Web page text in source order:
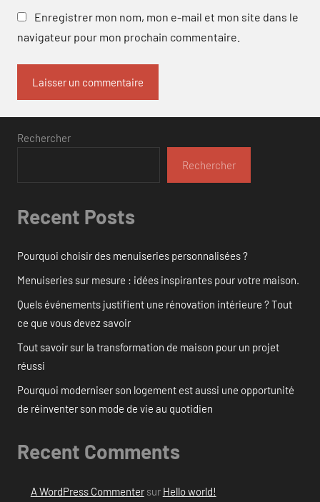
Enregistrer mon nom, mon e-mail et mon site dans le
navigateur pour mon prochain commentaire.
Rechercher
Rechercher
Recent Posts
Pourquoi choisir des menuiseries personnalisées ?
Menuiseries sur mesure : idées inspirantes pour votre maison.
Quels événements justifient une rénovation intérieure ? Tout
ce que vous devez savoir
Tout savoir sur la transformation de maison pour un projet
réussi
Pourquoi moderniser son logement est aussi une opportunité
de réinventer son mode de vie au quotidien
Recent Comments
A WordPress Commentersur Hello world!